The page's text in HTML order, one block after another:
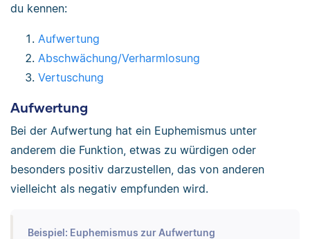
du kennen:
Aufwertung
Abschwächung/Verharmlosung
Vertuschung
Aufwertung
Bei der Aufwertung hat ein Euphemismus unter
anderem die Funktion, etwas zu würdigen oder
besonders positiv darzustellen, das von anderen
vielleicht als negativ empfunden wird.
Beispiel: Euphemismus zur Aufwertung